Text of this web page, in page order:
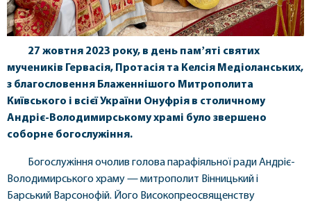
27 жовтня 2023 року, в день памʼяті святих
мучеників Гервасія, Протасія та Келсія Медіоланських,
з благословення Блаженнішого Митрополита
Київського і всієї України Онуфрія в столичному
Андріє-Володимирському храмі було звершено
соборне богослужіння.
Богослужіння очолив голова парафіяльної ради Андріє-
Володимирського храму — митрополит Вінницький і
Барський Варсонофій. Його Високопреосвященству